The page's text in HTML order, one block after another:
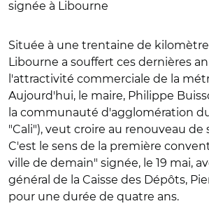
signée à Libourne
Située à une trentaine de
Libourne a souffert ces dernières
l'attractivité commerciale de la
Aujourd'hui, le maire, Philippe
la communauté d'agglomération
"Cali"), veut croire au renouveau de
C'est le sens de la première
ville de demain" signée, le 19 mai,
général de la Caisse des Dépôts,
pour une durée de quatre ans.